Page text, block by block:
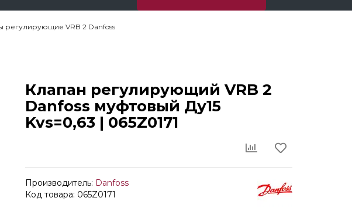
регулирующие VRB 2 Danfoss
Клапан регулирующий VRB 2
Danfoss муфтовый Ду15
Kvs=0,63 | 065Z0171
Производитель: Danfoss
Код товара: 065Z0171